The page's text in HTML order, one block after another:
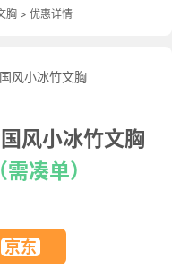
胸 > 优惠详情
风小冰竹文胸
凑单）